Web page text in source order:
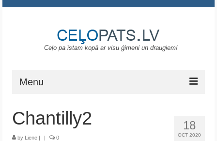
Ceļo pa īstam kopā ar visu ģimeni un draugiem!
Menu
18
OCT 2020
Chantilly2
by Liene | | 0